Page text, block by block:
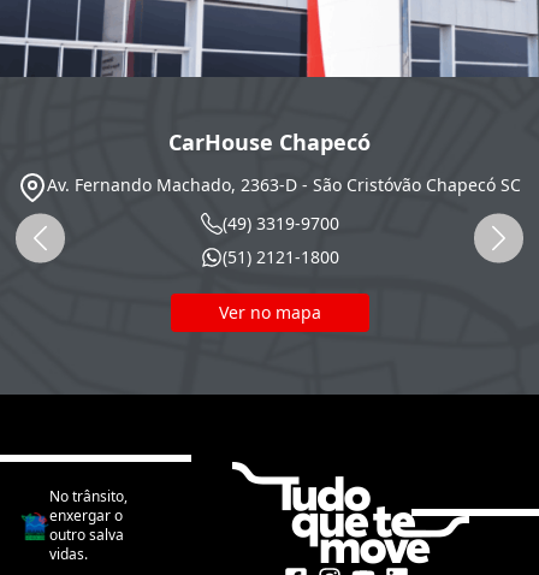
CarHouse Chapecó
Av. Fernando Machado, 2363-D - São Cristóvão Chapecó SC
(49) 3319-9700
(51) 2121-1800
Ver no mapa
No trânsito,
enxergar o
outro salva
vidas.